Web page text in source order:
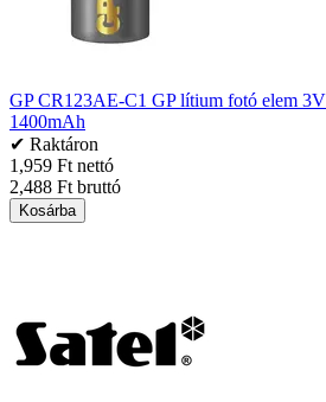
GP CR123AE-C1 GP lítium fotó elem
1400mAh
✔ Raktáron
1,959 Ft nettó
2,488 Ft bruttó
Kosárba